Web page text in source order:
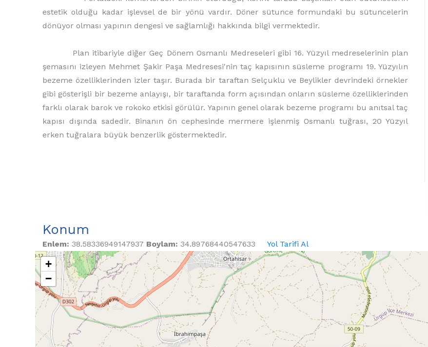
estetik olduğu kadar işlevsel de bir yönü vardır. Döner sütunce formundaki bu sütuncelerin
dönüyor olması yapının dengesi ve sağlamlığı hakkında bilgi vermektedir.
Plan itibariyle diğer Geç Dönem Osmanlı Medreseleri gibi 16. Yüzyıl medreselerinin plan
şemasını izleyen Mehmet Şakir Paşa Medresesi'nin taç kapısının süsleme programı 19. Yüzyılın
bezeme özelliklerinden izler taşır. Burada bir taraftan Selçuklu ve Beylikler devrindeki örnekler
gibi gösterişli bir bezeme anlayışı, bir taraftanda form açısından onların süsleme özelliklerinden
farklı olarak barok ve rokoko etkisi görülür. Yapının genel olarak bezeme programı bu anıtsal taç
kapısı dışında sadedir. Binanın ön cephesinde mermere işlenmiş Osmanlı tuğrası, 20 Yüzyıl
erken tuğralara büyük benzerlik göstermektedir.
Konum
Enlem: 38.58336949147937 Boylam: 34.89768440547633 Yol Tarifi Al
+
−